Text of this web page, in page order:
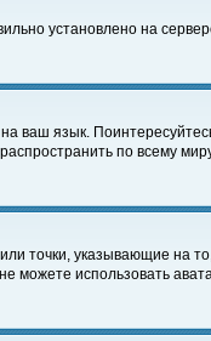
установлено на
ваш язык.
по всему
точки, указывающие на
можете использовать